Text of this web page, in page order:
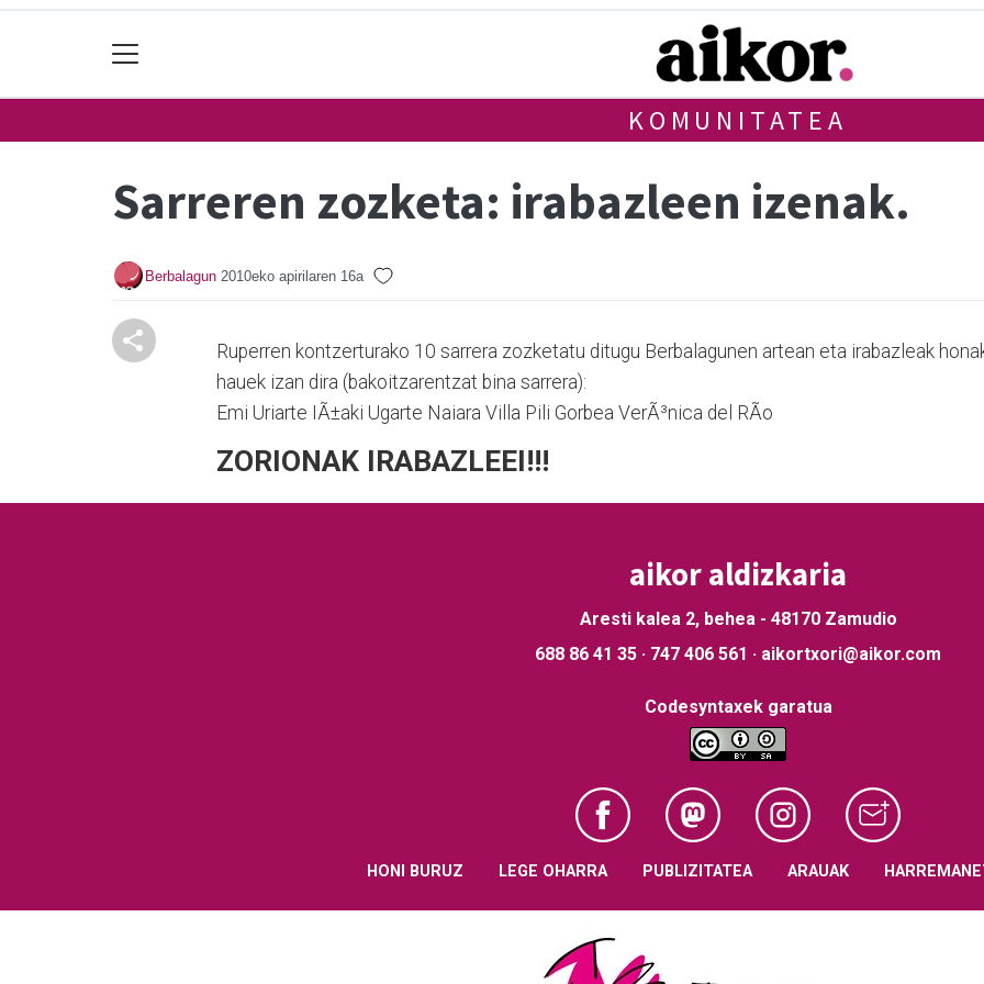
KOMUNITATEA
Sarreren zozketa: irabazleen izenak.
Berbalagun 2010eko apirilaren 16a
Ruperren kontzerturako 10 sarrera zozketatu ditugu Berbalagunen artean eta irabazleak
hauek izan dira (bakoitzarentzat bina sarrera):
Emi Uriarte IÃ±aki Ugarte Naiara Villa Pili Gorbea VerÃ³nica del RÃ­o
ZORIONAK IRABAZLEEI!!!
aikor aldizkaria
Aresti kalea 2, behea - 48170 Zamudio
688 86 41 35 · 747 406 561 · aikortxori@aikor.com
Codesyntaxek garatua
HONI BURUZ LEGE OHARRA PUBLIZITATEA ARAUAK